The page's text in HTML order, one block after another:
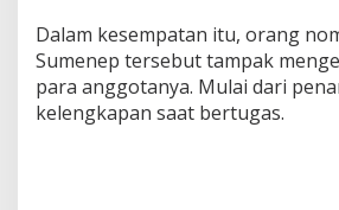
,
a
p
o
Dalam kesempatan itu, orang
Sumenep tersebut tampak
para anggotanya. Mulai dari
kelengkapan saat bertugas.